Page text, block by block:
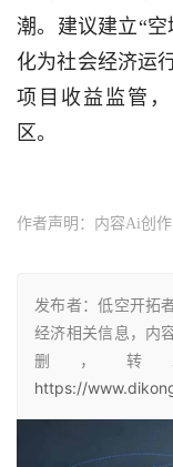
潮。建议建立“
化为社会经济运
项目收益监管
区。
作者声明：内容Ai创
发布者：低空开拓
经济相关信息，内
删，转
https://